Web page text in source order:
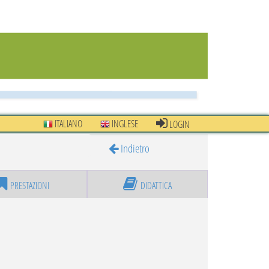
ITALIANO INGLESE
LOGIN
Indietro
PRESTAZIONI DIDATTICA